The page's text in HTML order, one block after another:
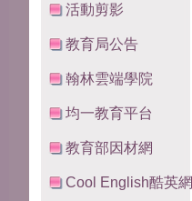
活動剪影
教育局公告
翰林雲端學院
均一教育平台
教育部因材網
Cool English酷英網